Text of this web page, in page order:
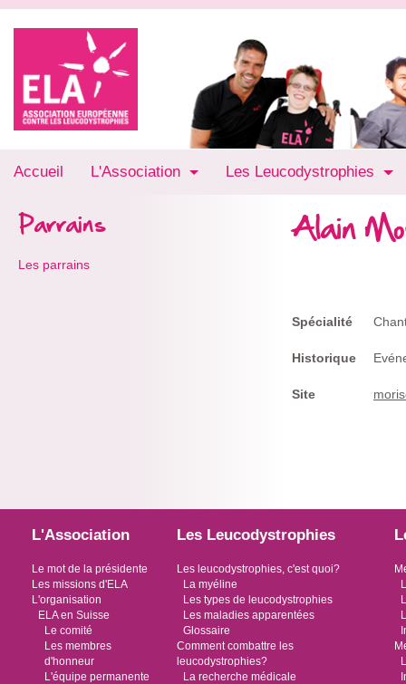
Accueil L'Association Les Leucodystrophies
Parrains
Les parrains
Alain
Spécialité
Historique
Site
L'Association
Le mot de la présidente
Les missions d'ELA
L'organisation
ELA en Suisse
Le comité
Les membres
d'honneur
L'équipe permanente
Les Leucodystrophies
Les leucodystrophies, c'est quoi?
La myéline
Les types de leucodystrophies
Les maladies apparentées
Glossaire
Comment combattre les
leucodystrophies?
La recherche médicale